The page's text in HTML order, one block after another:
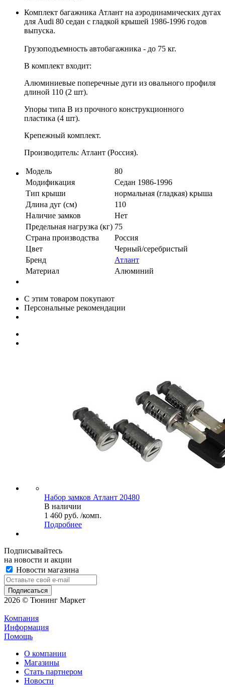
Комплект багажника Атлант на аэродинамических дугах
для Audi 80 седан с гладкой крышей 1986-1996 годов
выпуска.
Грузоподъемность автобагажника - до 75 кг.
В комплект входит:
Алюминиевые поперечные дуги из овального профиля
длиной 110 (2 шт).
Упоры типа B из прочного конструкционного
пластика (4 шт).
Крепежный комплект.
Производитель: Атлант (Россия).
Модель
80
Модификация
Седан 1986-1996
Тип крыши
нормальная (гладкая) крыша
Длина дуг (см)
110
Наличие замков
Нет
Предельная нагрузка (кг) 75
Страна производства
Россия
Цвет
Черный/серебристый
Бренд
Атлант
Материал
Алюминий
С этим товаром покупают
Персональные рекомендации
Набор замков Атлант 20480
В наличии
1 460 руб. /комп.
Подробнее
Подписывайтесь
на новости и акции
Новости магазина
2026 © Тюнинг Маркет
Компания
Информация
Помощь
О компании
Магазины
Стать партнером
Новости